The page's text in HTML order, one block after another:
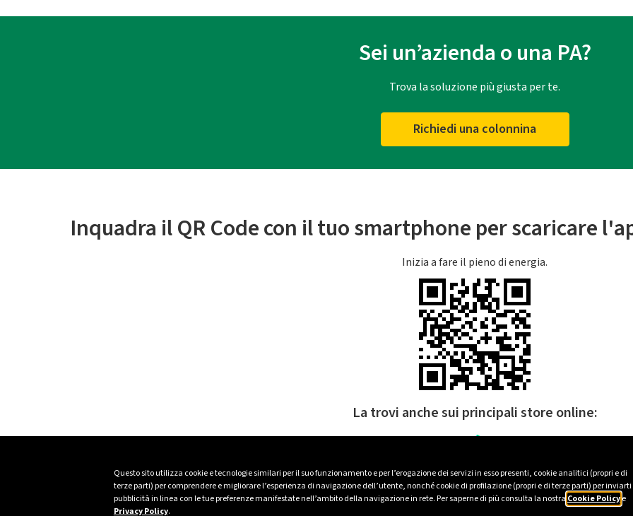
Questo sito utilizza cookie e tecnologie similari per il suo funzionamento e per l’erogazione dei servizi in esso presenti, cookie analitici (propri e di
terze parti) per comprendere e migliorare l’esperienza di navigazione dell’utente, nonché cookie di profilazione (propri e di terze parti) per inviarti
pubblicità in linea con le tue preferenze manifestate nell’ambito della navigazione in rete. Per saperne di più consulta la nostra Cookie Policye
Privacy Policy.
Sei un’azienda o una PA?
Trova la soluzione più giusta per te.
Richiedi una colonnina
Inquadra il QR Code con il tuo smartphone per scaricare
Inizia a fare il pieno di energia.
La trovi anche sui principali store online: